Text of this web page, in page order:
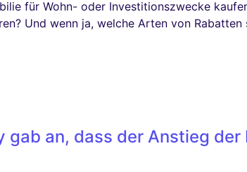
für Wohn- oder Investitionszwecke
Und wenn ja, welche Arten von
gab an, dass der Anstieg der